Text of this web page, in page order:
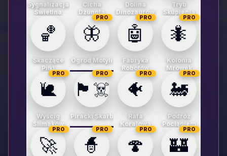
Sygnalizacja
Świetlna
Cicha
Dżungla
Dolina
Dinozaurów
Tryb
Skupienia
🏀
Skaczące
Piłki
🦋
PRO
Ogród Motyli
🤖
PRO
Fabryka
Robotów
🐜
PRO
Kolonia
Mrówek
🐌
PRO
Wyścig
Ślimaków
🏴‍☠️
PRO
Piracki Skarb
🐠
PRO
Rafa
Koralowa
🚂
PRO
Podróż
Pociągiem
🚀
PRO
🧙
PRO
🍄
PRO
🏰
PRO